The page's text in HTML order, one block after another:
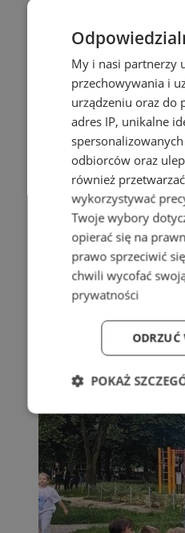
My i nasi partnerzy
przechowywania i
urządzeniu oraz do
adres IP, unikalne
odbiorców oraz
również
wykorzystywać
Twoje wybory
opierać się na
prawo sprzeciwić
chwili wycofać
prywatności
ODRZUĆ
POKAŻ
Niezbędne